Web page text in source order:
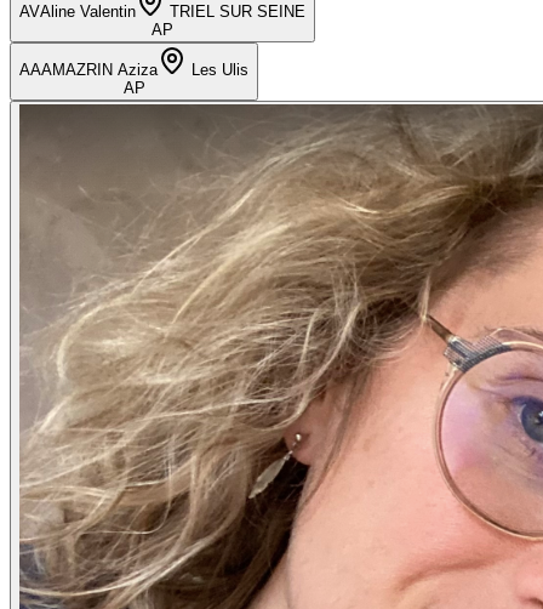
AVAline Valentin
TRIEL SUR SEINE
AP
AA AMAZRIN Aziza
Les Ulis
AP